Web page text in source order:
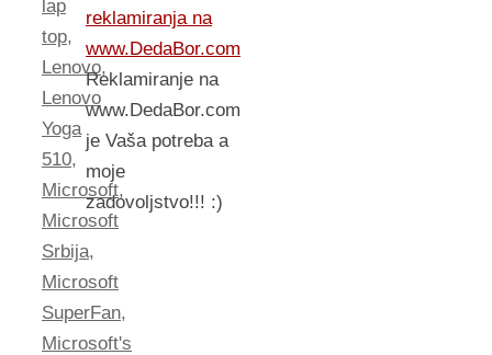
lap
top,
Lenovo,
Lenovo
Yoga
510,
Microsoft,
Microsoft
Srbija,
Microsoft
SuperFan,
Microsoft's
reklamiranja na
www.DedaBor.com
Reklamiranje na
www.DedaBor.com
je Vaša potreba a
moje
zadovoljstvo!!! :)